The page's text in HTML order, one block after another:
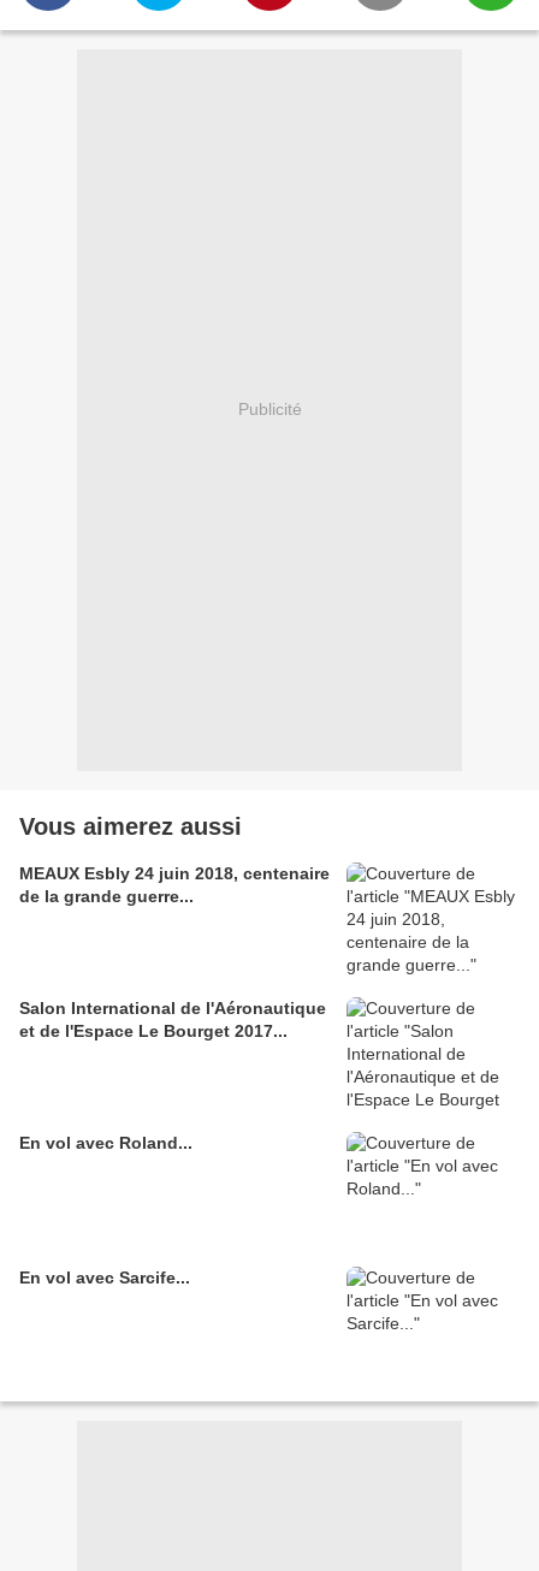
Publicité
Vous aimerez aussi
MEAUX Esbly 24 juin 2018, centenaire
de la grande guerre...
Salon International de l'Aéronautique
et de l'Espace Le Bourget 2017...
En vol avec Roland...
En vol avec Sarcife...